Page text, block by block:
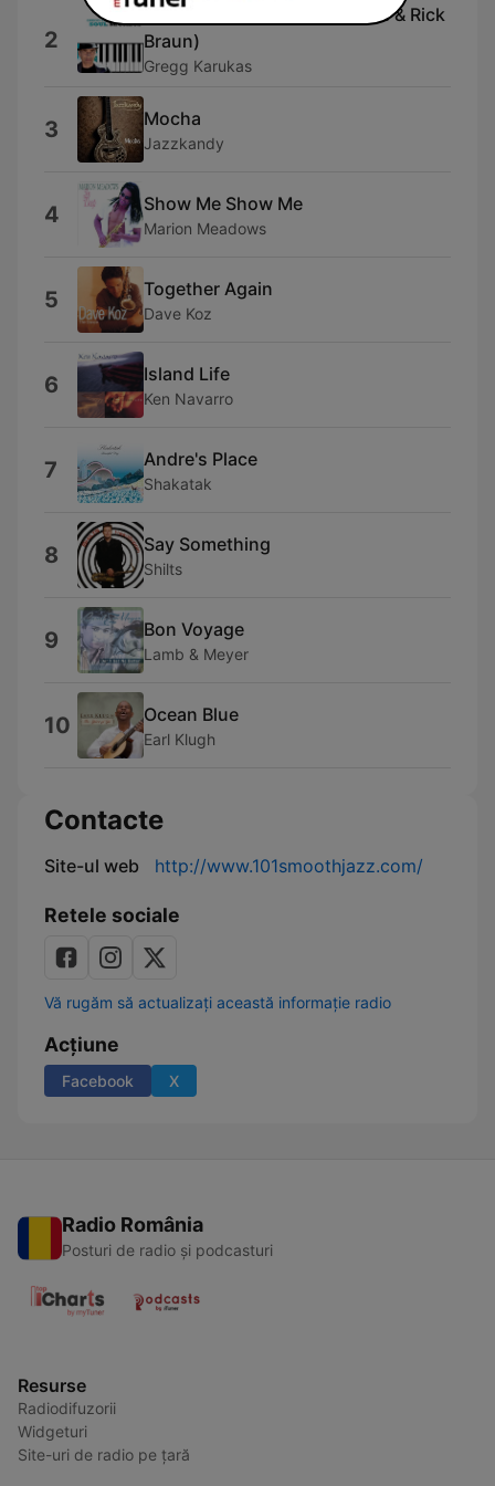
2
Cafe Agogo (feat. Luis Conte & Rick
Braun)
Gregg Karukas
3 Mocha
Jazzkandy
4 Show Me Show Me
Marion Meadows
5 Together Again
Dave Koz
6 Island Life
Ken Navarro
7 Andre's Place
Shakatak
8 Say Something
Shilts
9 Bon Voyage
Lamb & Meyer
10 Ocean Blue
Earl Klugh
Contacte
Site-ul web http://www.101smoothjazz.com/
Retele sociale
Vă rugăm să actualizați această informație radio
Acțiune
Facebook X
Radio România
Posturi de radio și podcasturi
Resurse
Radiodifuzorii
Widgeturi
Site-uri de radio pe țară